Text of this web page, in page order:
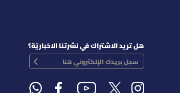
هل تريد الاشتراك في نشرتنا الاخباريّة؟